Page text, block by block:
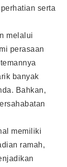
serta
melalui
perasaan
banyak
Bahkan,
memiliki
ramah,